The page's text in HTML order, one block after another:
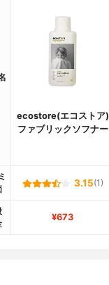
ecostore(エコストア)
ファブリックソフナー
3.15(1)
¥673